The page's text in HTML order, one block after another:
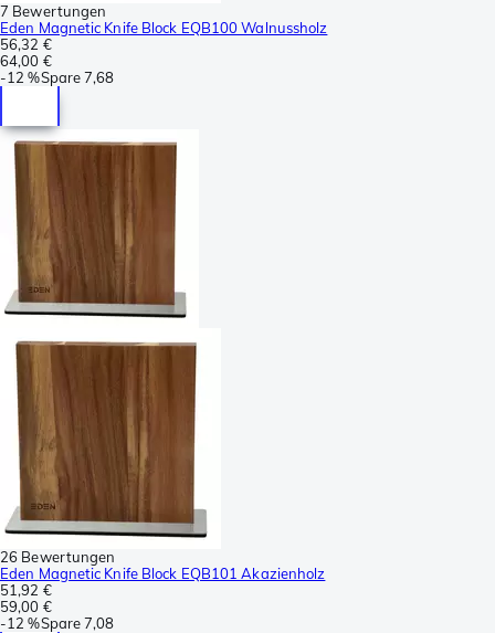
7 Bewertungen
Eden Magnetic Knife Block EQB100 Walnussholz
56,32 €
64,00 €
-12 %Spare7,68
26 Bewertungen
Eden Magnetic Knife Block EQB101 Akazienholz
51,92 €
59,00 €
-12 %Spare7,08